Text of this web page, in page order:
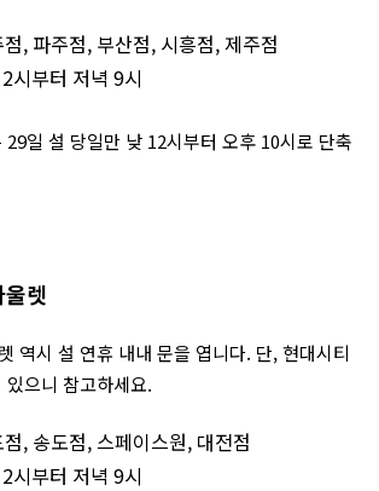
, 파주점, 부산점, 시흥점, 제주점
시부터 저녁 9시
29일 설 당일만 낮 12시부터 오후 10시로 단축
렛
역시 설 연휴 내내 문을 엽니다. 단, 현대시티
으니 참고하세요.
, 송도점, 스페이스원, 대전점
시부터 저녁 9시